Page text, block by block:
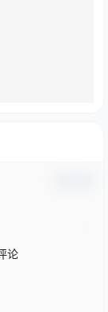
论